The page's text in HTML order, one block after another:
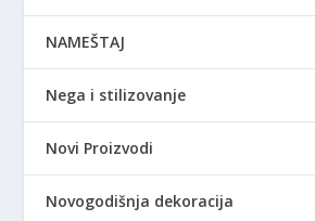
NAMEŠTAJ
Nega i stilizovanje
Novi Proizvodi
Novogodišnja dekoracija